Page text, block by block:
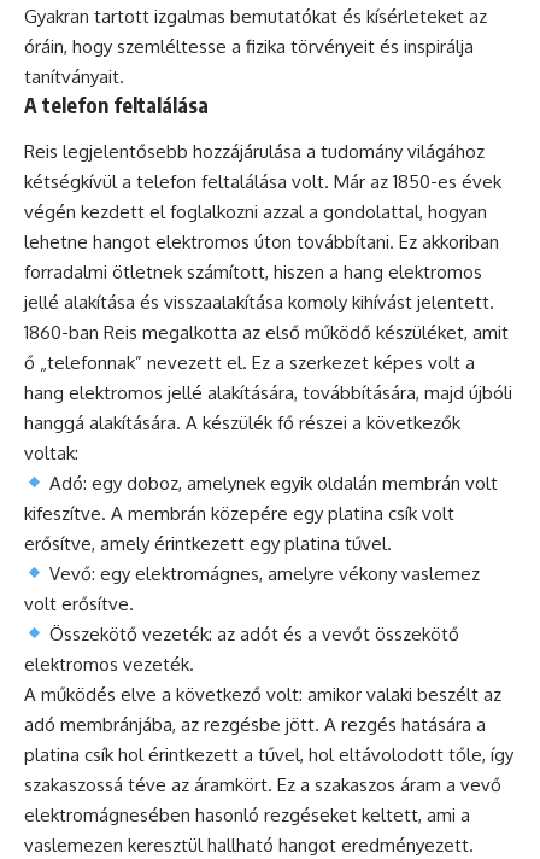
Gyakran tartott izgalmas bemutatókat és kísérleteket az
óráin, hogy szemléltesse a fizika törvényeit és inspirálja
tanítványait.
A telefon feltalálása
Reis legjelentősebb hozzájárulása a tudomány világához
kétségkívül a telefon feltalálása volt. Már az 1850-es évek
végén kezdett el foglalkozni azzal a gondolattal, hogyan
lehetne hangot elektromos úton továbbítani. Ez akkoriban
forradalmi ötletnek számított, hiszen a hang elektromos
jellé alakítása és visszaalakítása komoly kihívást jelentett.
1860-ban Reis megalkotta az első működő készüléket, amit
ő „telefonnak” nevezett el. Ez a szerkezet képes volt a
hang elektromos jellé alakítására, továbbítására, majd újbóli
hanggá alakítására. A készülék fő részei a következők
voltak:
Adó: egy doboz, amelynek egyik oldalán membrán volt
kifeszítve. A membrán közepére egy platina csík volt
erősítve, amely érintkezett egy platina tűvel.
Vevő: egy elektromágnes, amelyre vékony vaslemez
volt erősítve.
Összekötő vezeték: az adót és a vevőt összekötő
elektromos vezeték.
A működés elve a következő volt: amikor valaki beszélt az
adó membránjába, az rezgésbe jött. A rezgés hatására a
platina csík hol érintkezett a tűvel, hol eltávolodott tőle, így
szakaszossá téve az áramkört. Ez a szakaszos áram a vevő
elektromágnesében hasonló rezgéseket keltett, ami a
vaslemezen keresztül hallható hangot eredményezett.